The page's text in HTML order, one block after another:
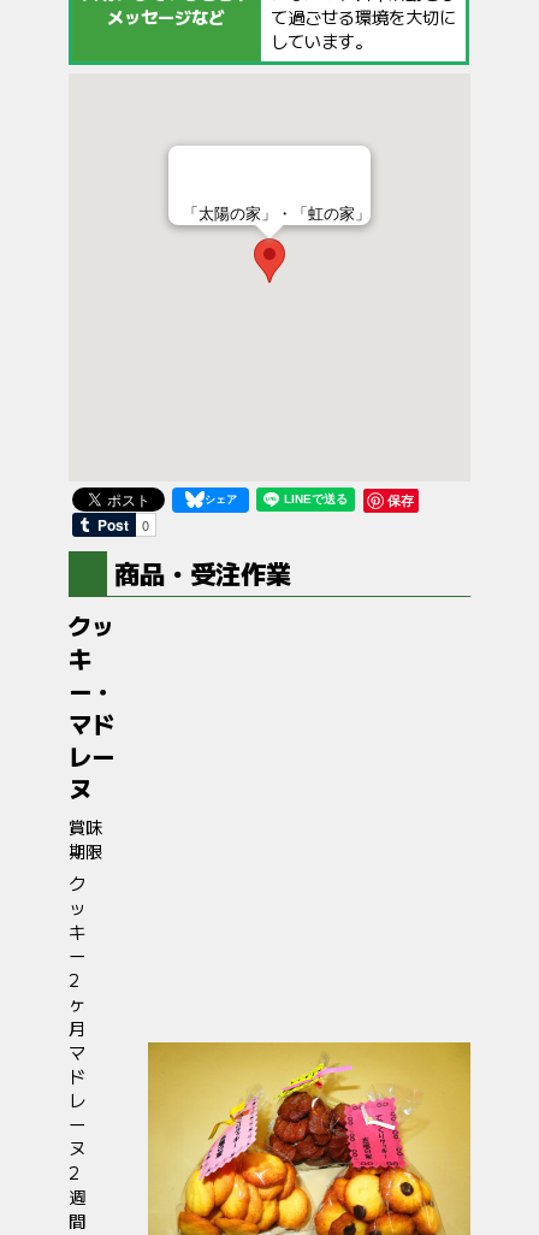
メッセージなど
て過ごせる環境を大切に
しています。
「太陽の家」・「虹の家」
保存
商品・受注作業
クッ
キ
ー・
マド
レー
ヌ
賞味
期限
ク
ッ
キ
ー
2
ヶ
月
マ
ド
レ
ー
ヌ
2
週
間